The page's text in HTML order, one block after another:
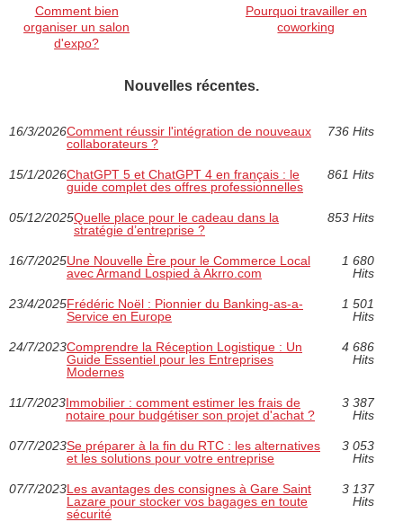
Comment bien
organiser un salon
d'expo?
Pourquoi travailler en
coworking
Nouvelles récentes.
16/3/2026Comment réussir l'intégration de nouveaux
collaborateurs ?
736 Hits
15/1/2026ChatGPT 5 et ChatGPT 4 en français : le
guide complet des offres professionnelles
861 Hits
05/12/2025Quelle place pour le cadeau dans la
stratégie d’entreprise ?
853 Hits
16/7/2025Une Nouvelle Ère pour le Commerce Local
avec Armand Lospied à Akrro.com
1 680
Hits
23/4/2025Frédéric Noël : Pionnier du Banking-as-a-
Service en Europe
1 501
Hits
24/7/2023Comprendre la Réception Logistique : Un
Guide Essentiel pour les Entreprises
Modernes
4 686
Hits
11/7/2023Immobilier : comment estimer les frais de
notaire pour budgétiser son projet d'achat ?
3 387
Hits
07/7/2023Se préparer à la fin du RTC : les alternatives
et les solutions pour votre entreprise
3 053
Hits
07/7/2023Les avantages des consignes à Gare Saint
Lazare pour stocker vos bagages en toute
sécurité
3 137
Hits